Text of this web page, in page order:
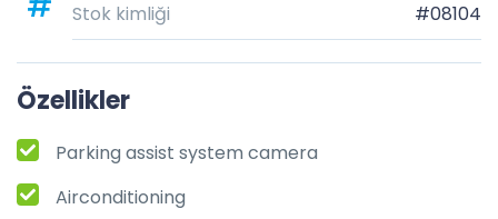
Stok kimliği
#08104
Özellikler
Parking assist system camera
Airconditioning